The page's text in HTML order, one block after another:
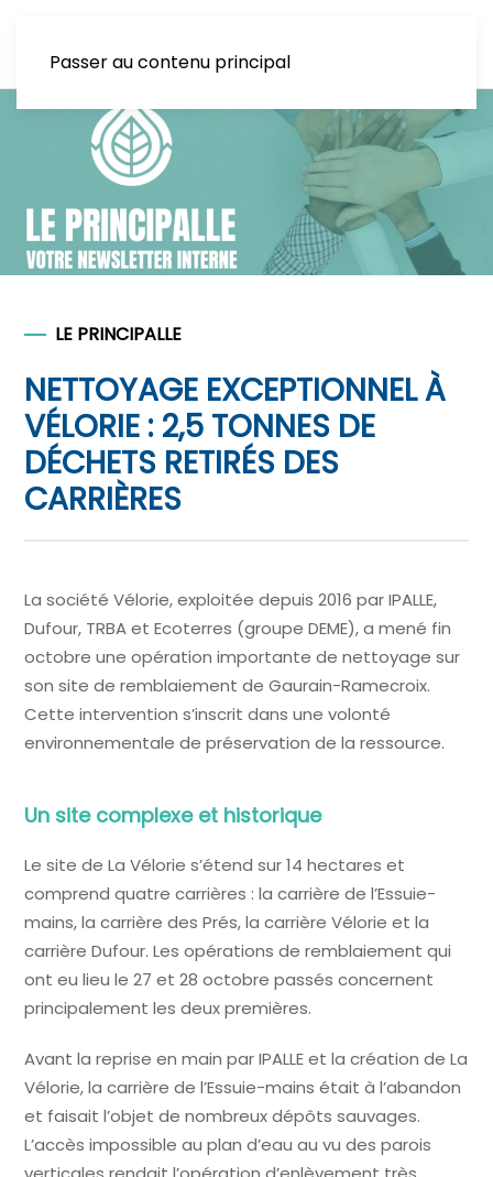
Passer au contenu principal
LE PRINCIPALLE
NETTOYAGE EXCEPTIONNEL À
VÉLORIE : 2,5 TONNES DE
DÉCHETS RETIRÉS DES
CARRIÈRES
La société Vélorie, exploitée depuis 2016 par IPALLE,
Dufour, TRBA et Ecoterres (groupe DEME), a mené fin
octobre une opération importante de nettoyage sur
son site de remblaiement de Gaurain-Ramecroix.
Cette intervention s’inscrit dans une volonté
environnementale de préservation de la ressource.
Un site complexe et historique
Le site de La Vélorie s’étend sur 14 hectares et
comprend quatre carrières : la carrière de l’Essuie-
mains, la carrière des Prés, la carrière Vélorie et la
carrière Dufour. Les opérations de remblaiement qui
ont eu lieu le 27 et 28 octobre passés concernent
principalement les deux premières.
Avant la reprise en main par IPALLE et la création de La
Vélorie, la carrière de l’Essuie-mains était à l’abandon
et faisait l’objet de nombreux dépôts sauvages.
L’accès impossible au plan d’eau au vu des parois